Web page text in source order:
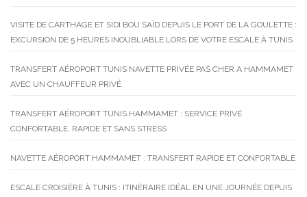
VISITE DE CARTHAGE ET SIDI BOU SAÏD DEPUIS LE PORT DE LA GOULETTE :
EXCURSION DE 5 HEURES INOUBLIABLE LORS DE VOTRE ESCALE À TUNIS
TRANSFERT AÉROPORT TUNIS NAVETTE PRIVÉE PAS CHER A HAMMAMET
AVEC UN CHAUFFEUR PRIVÉ
TRANSFERT AÉROPORT TUNIS HAMMAMET : SERVICE PRIVÉ
CONFORTABLE, RAPIDE ET SANS STRESS
NAVETTE AÉROPORT HAMMAMET : TRANSFERT RAPIDE ET CONFORTABLE
ESCALE CROISIÈRE À TUNIS : ITINÉRAIRE IDÉAL EN UNE JOURNÉE DEPUIS